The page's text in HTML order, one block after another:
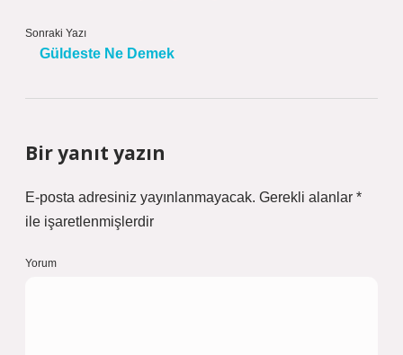
Sonraki Yazı
Güldeste Ne Demek
Bir yanıt yazın
E-posta adresiniz yayınlanmayacak. Gerekli alanlar *
ile işaretlenmişlerdir
Yorum